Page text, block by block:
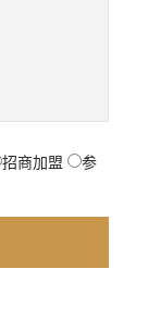
招商加盟
参